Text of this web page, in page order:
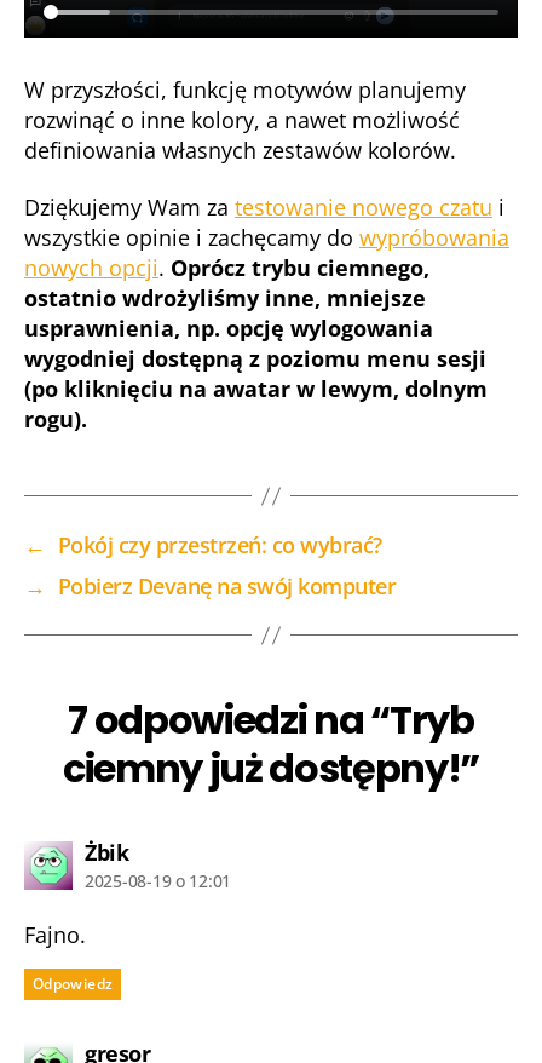
W przyszłości, funkcję motywów planujemy
rozwinąć o inne kolory, a nawet możliwość
definiowania własnych zestawów kolorów.
Dziękujemy Wam za testowanie nowego czatu i
wszystkie opinie i zachęcamy do wypróbowania
nowych opcji. Oprócz trybu ciemnego,
ostatnio wdrożyliśmy inne, mniejsze
usprawnienia, np. opcję wylogowania
wygodniej dostępną z poziomu menu sesji
(po kliknięciu na awatar w lewym, dolnym
rogu).
← Pokój czy przestrzeń: co wybrać?
→ Pobierz Devanę na swój komputer
7 odpowiedzi na “Tryb
ciemny już dostępny!”
Żbikkomentarz:
2025-08-19 o 12:01
Fajno.
Odpowiedz
gresorkomentarz: